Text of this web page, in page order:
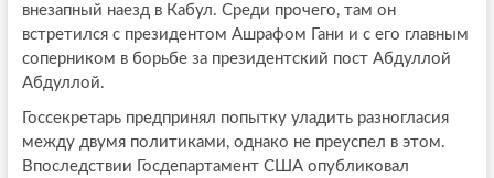
внезапный наезд в Кабул. Среди прочего, там он
встретился с президентом Ашрафом Гани и с его главным
соперником в борьбе за президентский пост Абдуллой
Абдуллой.
Госсекретарь предпринял попытку уладить разногласия
между двумя политиками, однако не преуспел в этом.
Впоследствии Госдепартамент США опубликовал